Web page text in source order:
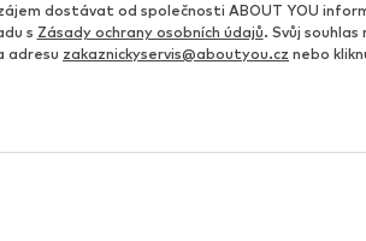
dostávat od společnosti ABOUT YOU
s Zásady ochrany osobních údajů. Svůj
adresu zakaznickyservis@aboutyou.cz nebo